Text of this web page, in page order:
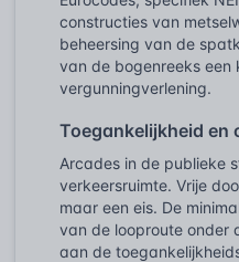
constructies van
beheersing van de
van de bogenreeks een
vergunningverlening.
Toegankelijkheid en
Arcades in de publieke
verkeersruimte. Vrije
maar een eis. De
van de looproute onder
aan de